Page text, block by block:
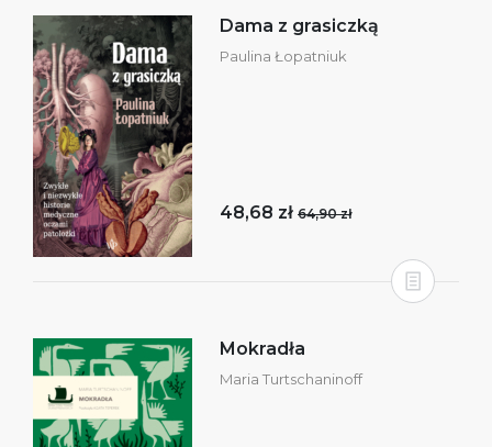
Dama z grasiczką
Paulina Łopatniuk
48,68 zł 64,90 zł
Mokradła
Maria Turtschaninoff